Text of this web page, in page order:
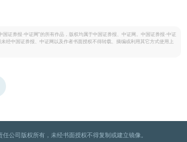
国证券报·中证网”的所有作品，版权均属于中国证券报、中证网。中国证券报·中证
经中国证券报、中证网以及作者书面授权不得转载、摘编或利用其它方式使用上
任公司版权所有，未经书面授权不得复制或建立镜像。